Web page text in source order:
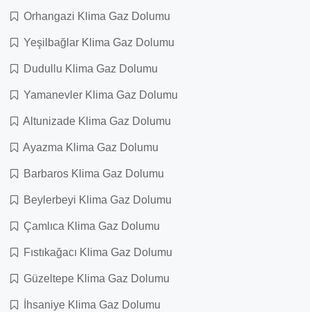
Orhangazi Klima Gaz Dolumu
Yeşilbağlar Klima Gaz Dolumu
Dudullu Klima Gaz Dolumu
Yamanevler Klima Gaz Dolumu
Altunizade Klima Gaz Dolumu
Ayazma Klima Gaz Dolumu
Barbaros Klima Gaz Dolumu
Beylerbeyi Klima Gaz Dolumu
Çamlıca Klima Gaz Dolumu
Fıstıkağacı Klima Gaz Dolumu
Güzeltepe Klima Gaz Dolumu
İhsaniye Klima Gaz Dolumu